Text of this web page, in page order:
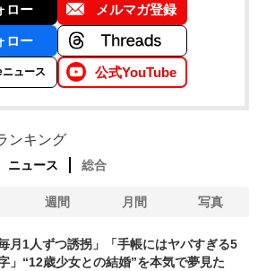
ロー メルマガ登録
ロー
ュース 公式YouTube
ンキング
ニュース 総合
週間 月間 写真
毎月1人ずつ誘拐」「手帳にはヤバすぎる5
」“12歳少女との結婚”を本気で夢見た